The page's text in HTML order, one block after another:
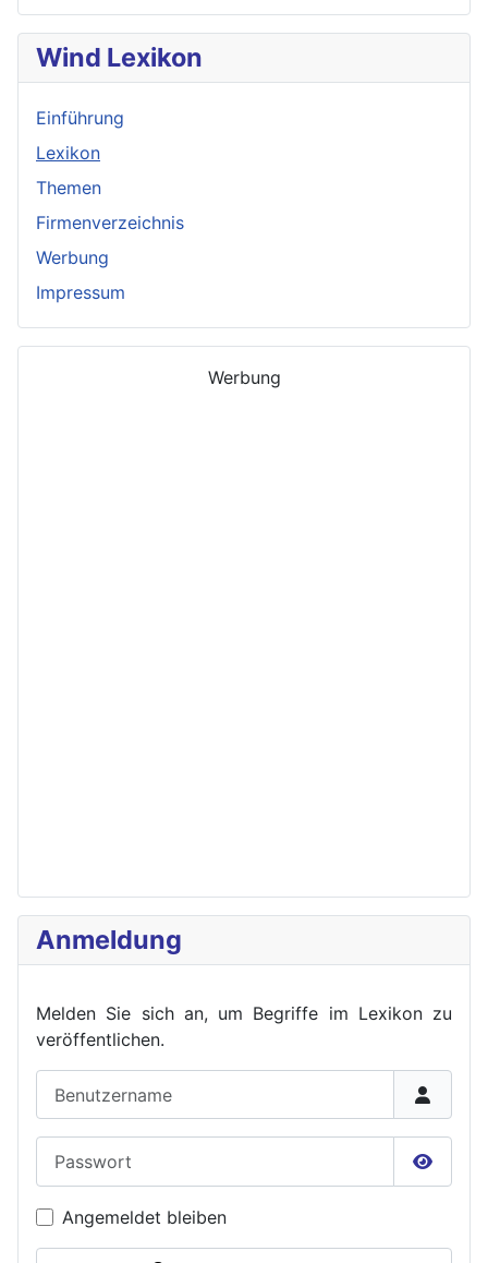
Wind Lexikon
Einführung
Lexikon
Themen
Firmenverzeichnis
Werbung
Impressum
Werbung
Anmeldung
Melden Sie sich an, um Begriffe im Lexikon zu
veröffentlichen.
Angemeldet bleiben